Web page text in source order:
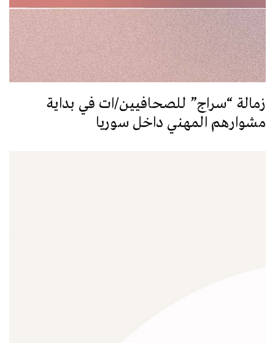
زمالة “سراج” للصحافيين/ات في بداية
مشوارهم المهني داخل سوريا